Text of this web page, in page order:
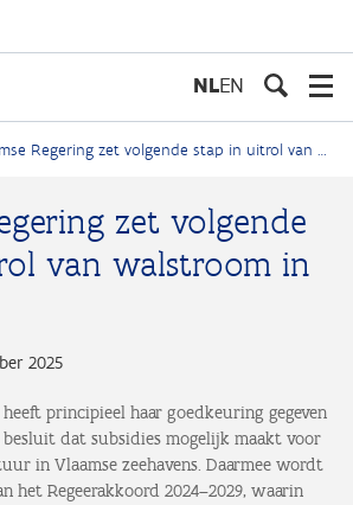
inhoud
NLEN
Regering zet volgende stap in uitrol van walstroom in zeehavens
zet volgende
van walstroom in
2025
heeft principieel haar goedkeuring gegeven
dat subsidies mogelijk maakt voor
in Vlaamse zeehavens. Daarmee wordt
het Regeerakkoord 2024–2029, waarin